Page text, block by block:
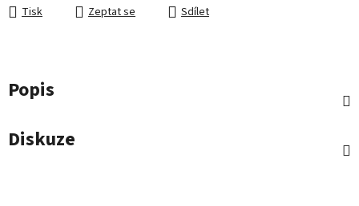
Tisk Zeptat se Sdílet
Popis
Diskuze